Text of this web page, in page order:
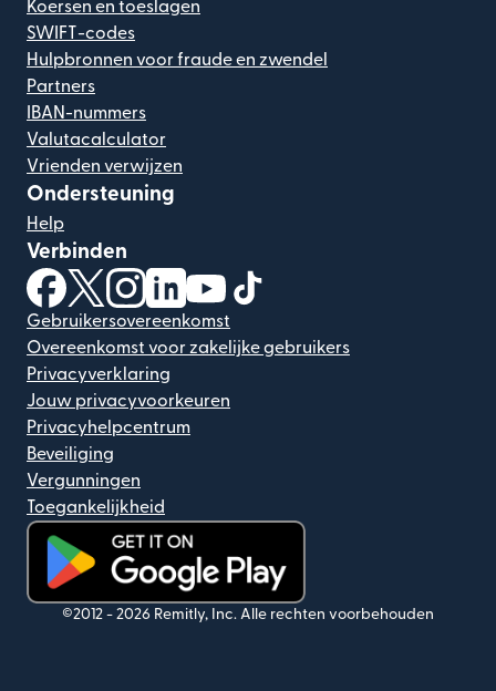
Koersen en toeslagen
SWIFT-codes
Hulpbronnen voor fraude en zwendel
Partners
IBAN-nummers
Valutacalculator
Vrienden verwijzen
Ondersteuning
Help
Verbinden
(wordt geopend in een nieuw venster)
(wordt geopend in een nieuw venster)
(wordt geopend in een nieuw venster)
(wordt geopend in een nieuw venster)
(wordt geopend in een nieuw
Gebruikersovereenkomst
Overeenkomst voor zakelijke gebruikers
Privacyverklaring
Jouw privacyvoorkeuren
Privacyhelpcentrum
Beveiliging
Vergunningen
Toegankelijkheid
(wordt geopend in een nieuw venster)
©2012 - 2026 Remitly, Inc. Alle rechten voorbehouden